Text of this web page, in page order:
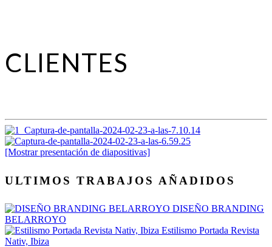
CLIENTES
[Mostrar presentación de diapositivas]
ULTIMOS TRABAJOS AÑADIDOS
DISEÑO BRANDING
BELARROYO
Estilismo Portada Revista
Nativ, Ibiza